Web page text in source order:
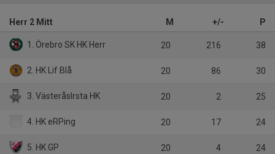
Herr 2 Mitt M +/- P
1. Örebro SK HK Herr 20 216 38
2. HK Lif Blå 20 86 30
3. VästeråsIrsta HK 20 2 25
4. HK eRPing 20 17 24
5. HK GP 20 4 24